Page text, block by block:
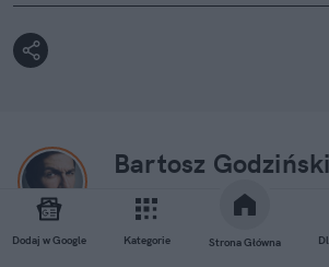
Dodaj w Google Kategorie Strona Główna
Bartosz Godziński
Obserwuj